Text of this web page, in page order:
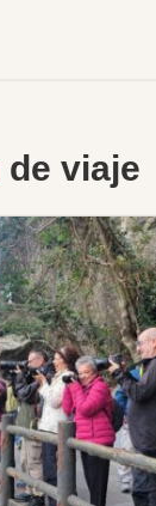
de viaje